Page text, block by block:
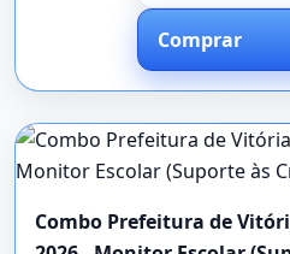
Comprar
Combo Prefeitura de